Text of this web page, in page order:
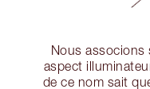
Nous associons
aspect
de ce nom sait